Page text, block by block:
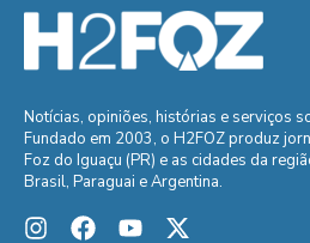
Notícias, opiniões, histórias e serviços
Fundado em 2003, o H2FOZ produz
Foz do Iguaçu (PR) e as cidades da
Brasil, Paraguai e Argentina.